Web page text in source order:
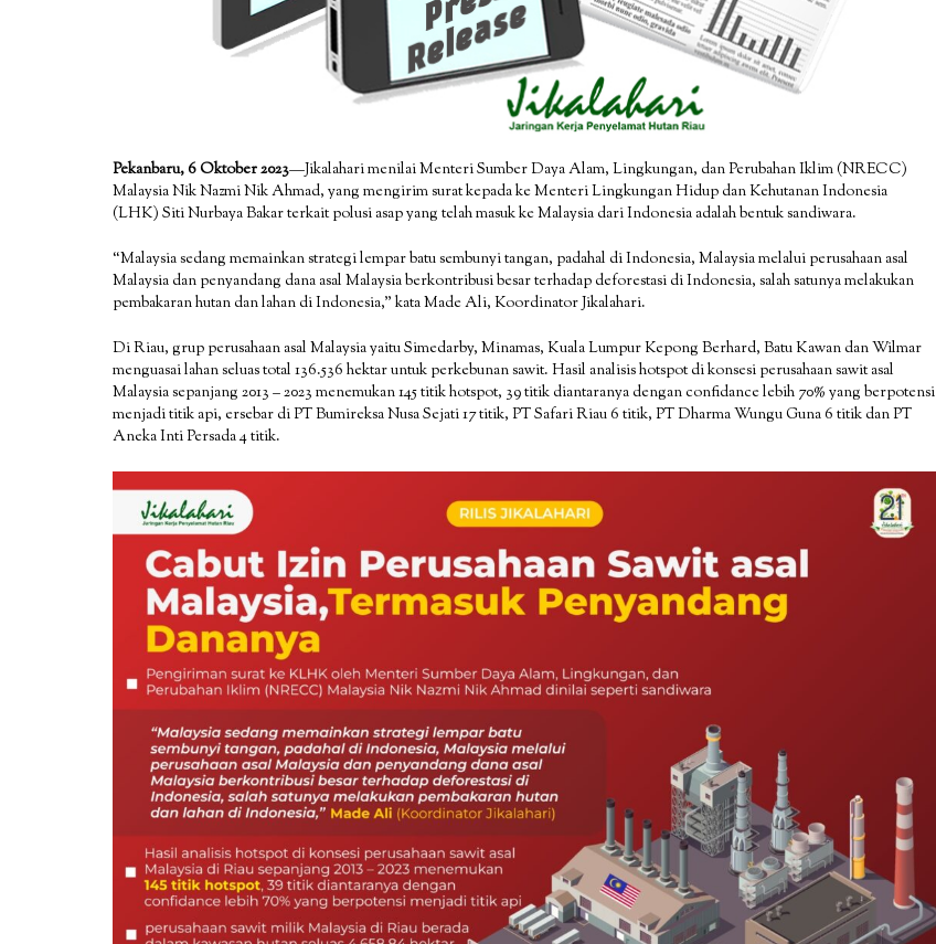
Pekanbaru, 6 Oktober 2023—Jikalahari menilai Menteri Sumber Daya Alam, Lingkungan, dan Perubahan Iklim (NRECC)
Malaysia Nik Nazmi Nik Ahmad, yang mengirim surat kepada ke Menteri Lingkungan Hidup dan Kehutanan Indonesia
(LHK) Siti Nurbaya Bakar terkait polusi asap yang telah masuk ke Malaysia dari Indonesia adalah bentuk sandiwara.
“Malaysia sedang memainkan strategi lempar batu sembunyi tangan, padahal di Indonesia, Malaysia melalui perusahaan asal
Malaysia dan penyandang dana asal Malaysia berkontribusi besar terhadap deforestasi di Indonesia, salah satunya melakukan
pembakaran hutan dan lahan di Indonesia,” kata Made Ali, Koordinator Jikalahari.
Di Riau, grup perusahaan asal Malaysia yaitu Simedarby, Minamas, Kuala Lumpur Kepong Berhard, Batu Kawan dan Wilmar
menguasai lahan seluas total 136.536 hektar untuk perkebunan sawit. Hasil analisis hotspot di konsesi perusahaan sawit asal
Malaysia sepanjang 2013 – 2023 menemukan 145 titik hotspot, 39 titik diantaranya dengan confidance lebih 70% yang berpotensi
menjadi titik api, ersebar di PT Bumireksa Nusa Sejati 17 titik, PT Safari Riau 6 titik, PT Dharma Wungu Guna 6 titik dan PT
Aneka Inti Persada 4 titik.